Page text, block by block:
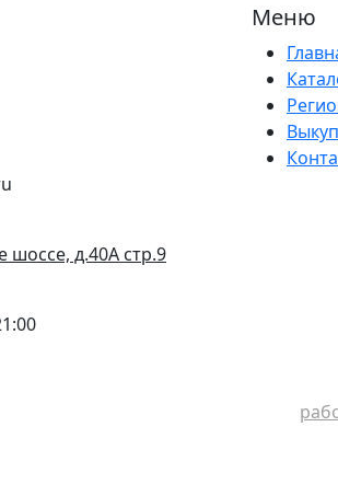
шоссе, д.40А стр.9
Меню
Выкуп